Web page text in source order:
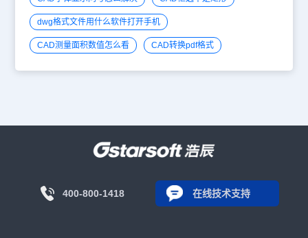
dwg格式文件用什么软件打开手机
CAD测量面积数值怎么看 CAD转换pdf格式
400-800-1418 在线技术支持